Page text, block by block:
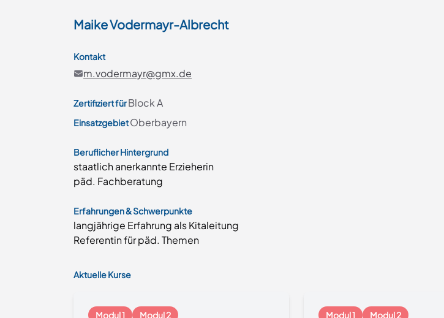
MaikeVodermayr-Albrecht
Kontakt
m.vodermayr@gmx.de
Zertifiziert fürBlock A
EinsatzgebietOberbayern
Beruflicher Hintergrund
staatlich anerkannte Erzieherin
päd. Fachberatung
Erfahrungen & Schwerpunkte
langjährige Erfahrung als Kitaleitung
Referentin für päd. Themen
Aktuelle Kurse
Modul 1
Modul 2
Modul 1
Modul 2